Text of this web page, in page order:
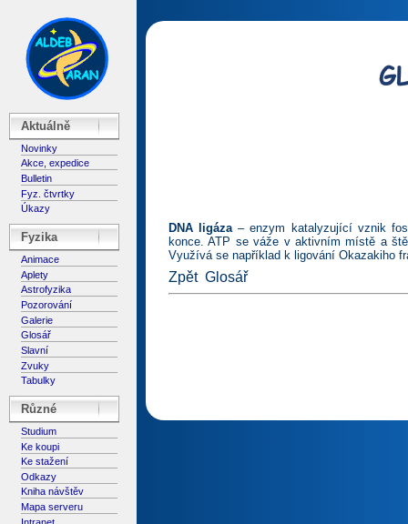
Aktuálně
Novinky
Akce, expedice
Bulletin
Fyz. čtvrtky
Úkazy
Fyzika
Animace
Aplety
Astrofyzika
Pozorování
Galerie
Glosář
Slavní
Zvuky
Tabulky
Různé
Studium
Ke koupi
Ke stažení
Odkazy
Kniha návštěv
Mapa serveru
DNA ligáza – enzym katalyzující vznik
konce. ATP se váže v aktivním místě a
Využívá se například k ligování Okazakiho
Zpět Glosář